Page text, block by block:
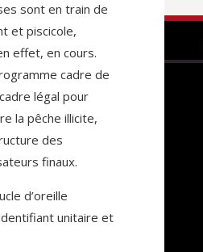
sont en train de
et piscicole,
effet, en cours.
cadre de
légal pour
la pêche illicite,
des
finaux.
d’oreille
unitaire et